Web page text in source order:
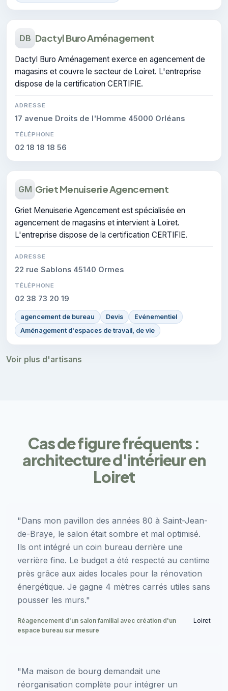
DB Dactyl Buro Aménagement
Dactyl Buro Aménagement exerce en agencement de
magasins et couvre le secteur de Loiret. L'entreprise
dispose de la certification CERTIFIE.
ADRESSE
17 avenue Droits de l'Homme 45000 Orléans
TÉLÉPHONE
02 18 18 18 56
GM Griet Menuiserie Agencement
Griet Menuiserie Agencement est spécialisée en
agencement de magasins et intervient à Loiret.
L'entreprise dispose de la certification CERTIFIE.
ADRESSE
22 rue Sablons 45140 Ormes
TÉLÉPHONE
02 38 73 20 19
agencement de bureau Devis
Evénementiel
Aménagement d'espaces de travail, de vie
Voir plus d'artisans
Cas de figure fréquents :
architecture d'intérieur en
Loiret
"Dans mon pavillon des années 80 à Saint-Jean-
de-Braye, le salon était sombre et mal optimisé.
Ils ont intégré un coin bureau derrière une
verrière fine. Le budget a été respecté au centime
près grâce aux aides locales pour la rénovation
énergétique. Je gagne 4 mètres carrés utiles sans
pousser les murs."
Réagencement d'un salon familial avec création d'un
espace bureau sur mesure
Loiret
"Ma maison de bourg demandait une
réorganisation complète pour intégrer un